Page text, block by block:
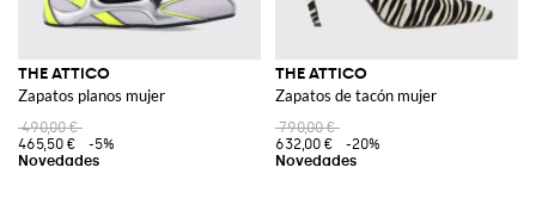
THE ATTICO
Zapatos planos mujer
490,00 €
465,50 €
-5%
THE ATTICO
Zapatos de tacón mujer
790,00 €
632,00 €
-20%